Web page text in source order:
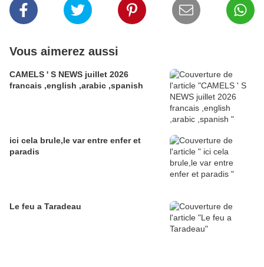
Vous aimerez aussi
CAMELS ' S NEWS juillet 2026
francais ,english ,arabic ,spanish
ici cela brule,le var entre enfer et
paradis
Le feu a Taradeau